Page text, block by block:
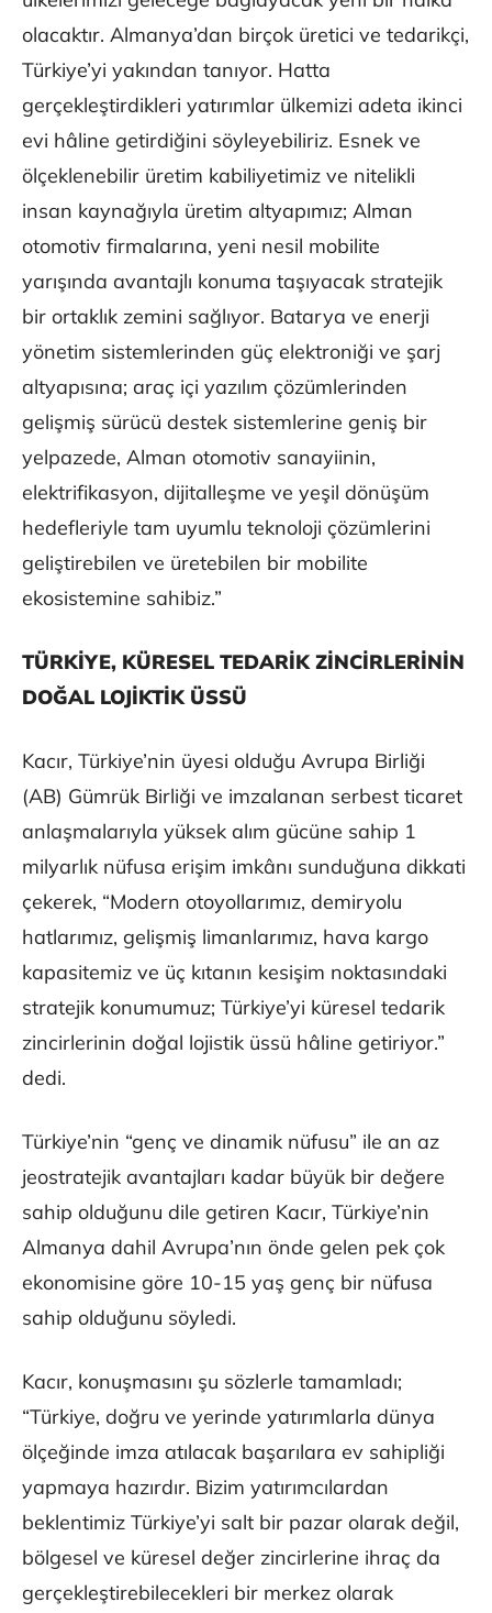
olacaktır. Almanya’dan birçok üretici ve tedarikçi,
Türkiye’yi yakından tanıyor. Hatta
gerçekleştirdikleri yatırımlar ülkemizi adeta ikinci
evi hâline getirdiğini söyleyebiliriz. Esnek ve
ölçeklenebilir üretim kabiliyetimiz ve nitelikli
insan kaynağıyla üretim altyapımız; Alman
otomotiv firmalarına, yeni nesil mobilite
yarışında avantajlı konuma taşıyacak stratejik
bir ortaklık zemini sağlıyor. Batarya ve enerji
yönetim sistemlerinden güç elektroniği ve şarj
altyapısına; araç içi yazılım çözümlerinden
gelişmiş sürücü destek sistemlerine geniş bir
yelpazede, Alman otomotiv sanayiinin,
elektrifikasyon, dijitalleşme ve yeşil dönüşüm
hedefleriyle tam uyumlu teknoloji çözümlerini
geliştirebilen ve üretebilen bir mobilite
ekosistemine sahibiz.”
TÜRKİYE, KÜRESEL TEDARİK ZİNCİRLERİNİN
DOĞAL LOJİKTİK ÜSSÜ
Kacır, Türkiye’nin üyesi olduğu Avrupa Birliği
(AB) Gümrük Birliği ve imzalanan serbest ticaret
anlaşmalarıyla yüksek alım gücüne sahip 1
milyarlık nüfusa erişim imkânı sunduğuna dikkati
çekerek, “Modern otoyollarımız, demiryolu
hatlarımız, gelişmiş limanlarımız, hava kargo
kapasitemiz ve üç kıtanın kesişim noktasındaki
stratejik konumumuz; Türkiye’yi küresel tedarik
zincirlerinin doğal lojistik üssü hâline getiriyor.”
dedi.
Türkiye’nin “genç ve dinamik nüfusu” ile an az
jeostratejik avantajları kadar büyük bir değere
sahip olduğunu dile getiren Kacır, Türkiye’nin
Almanya dahil Avrupa’nın önde gelen pek çok
ekonomisine göre 10-15 yaş genç bir nüfusa
sahip olduğunu söyledi.
Kacır, konuşmasını şu sözlerle tamamladı;
“Türkiye, doğru ve yerinde yatırımlarla dünya
ölçeğinde imza atılacak başarılara ev sahipliği
yapmaya hazırdır. Bizim yatırımcılardan
beklentimiz Türkiye’yi salt bir pazar olarak değil,
bölgesel ve küresel değer zincirlerine ihraç da
gerçekleştirebilecekleri bir merkez olarak